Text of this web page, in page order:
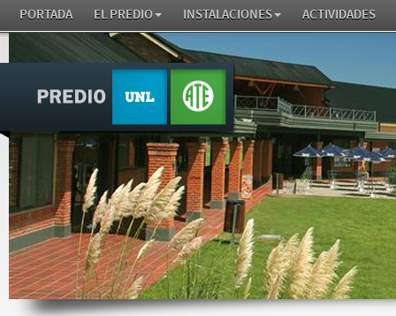
PORTADA EL PREDIO INSTALACIONES ACTIVIDADES